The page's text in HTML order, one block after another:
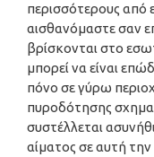
περισσότερους από
αισθανόμαστε σαν
βρίσκονται στο
μπορεί να είναι
πόνο σε γύρω
πυροδότησης
συστέλλεται
αίματος σε αυτή την